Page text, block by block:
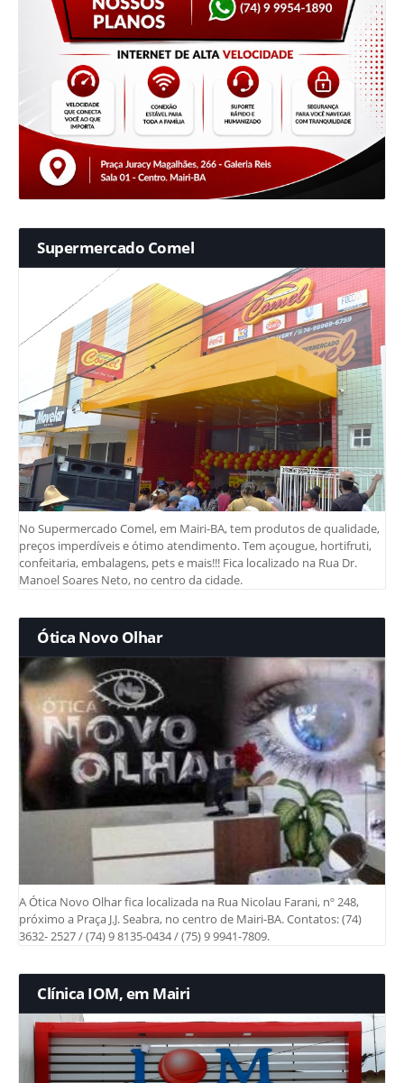
Supermercado Comel
No Supermercado Comel, em Mairi-BA, tem produtos de qualidade,
preços imperdíveis e ótimo atendimento. Tem açougue, hortifruti,
confeitaria, embalagens, pets e mais!!! Fica localizado na Rua Dr.
Manoel Soares Neto, no centro da cidade.
Ótica Novo Olhar
A Ótica Novo Olhar fica localizada na Rua Nicolau Farani, nº 248,
próximo a Praça J.J. Seabra, no centro de Mairi-BA. Contatos: (74)
3632- 2527 / (74) 9 8135-0434 / (75) 9 9941-7809.
Clínica IOM, em Mairi